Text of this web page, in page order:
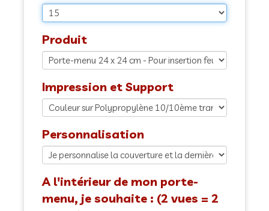
Produit
Impression et Support
Personnalisation
A l'intérieur de mon porte-
menu, je souhaite : (2 vues = 2